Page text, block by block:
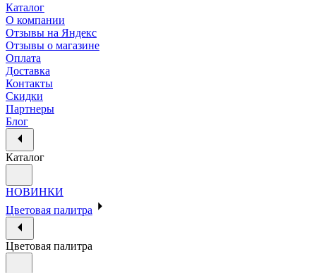
Каталог
О компании
Отзывы на Яндекс
Отзывы о магазине
Оплата
Доставка
Контакты
Скидки
Партнеры
Блог
Каталог
НОВИНКИ
Цветовая палитра
Цветовая палитра